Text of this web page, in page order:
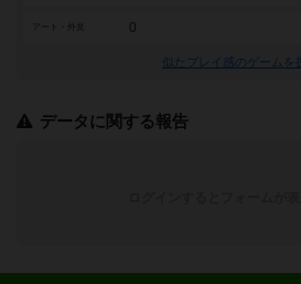
アート・外見 0
似たプレイ感のゲームを
データに関する報告